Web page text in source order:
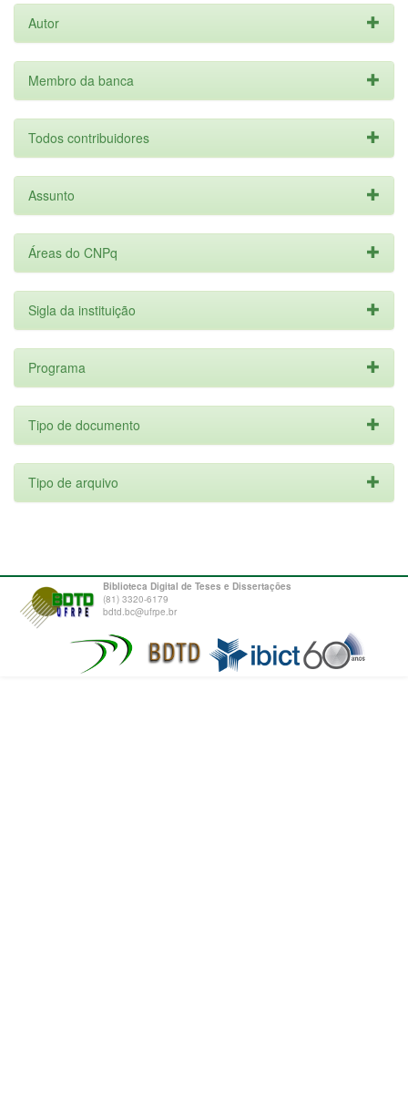
Autor
Membro da banca
Todos contribuidores
Assunto
Áreas do CNPq
Sigla da instituição
Programa
Tipo de documento
Tipo de arquivo
Biblioteca Digital de Teses e Dissertações
(81) 3320-6179
bdtd.bc@ufrpe.br